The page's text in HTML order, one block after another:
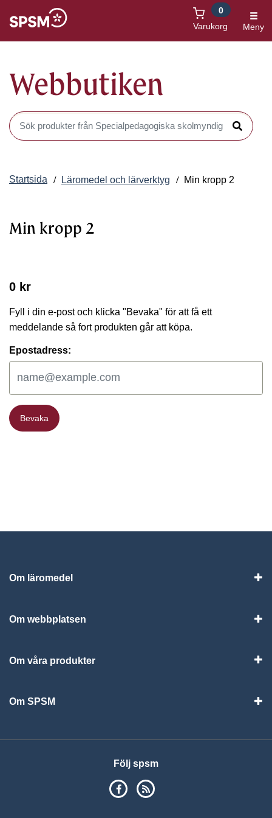
Varukorg
0
Meny
Webbutiken
Sök produkter i Webbutiken
Sök
Startsida Läromedel och lärverktyg Min kropp 2
Min kropp 2
0 kr
Fyll i din e-post och klicka "Bevaka" för att få ett
meddelande så fort produkten går att köpa.
Epostadress:
Bevaka
Bevaka
Om läromedel
Om webbplatsen
Om våra produkter
Om SPSM
Följ spsm
SPSM på Facebook